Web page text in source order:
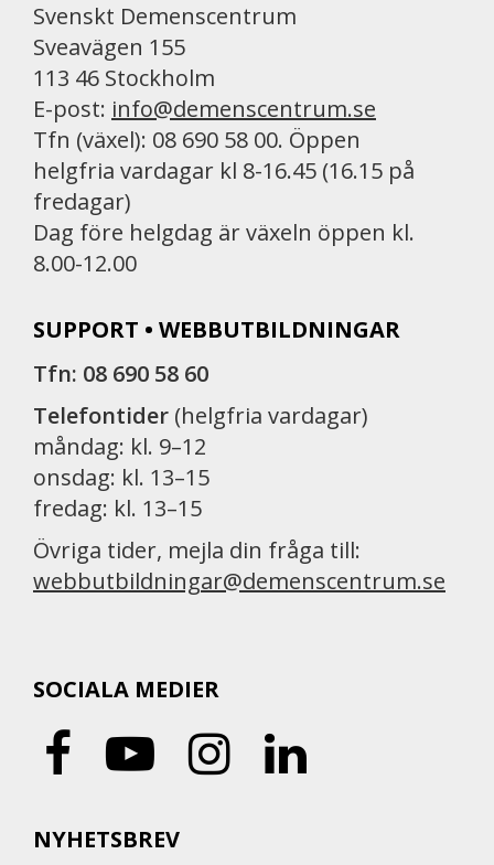
Svenskt Demenscentrum
Sveavägen 155
113 46 Stockholm
E-post: info@demenscentrum.se
Tfn (växel): 08 690 58 00. Öppen
helgfria vardagar kl 8-16.45 (16.15 på
fredagar)
Dag före helgdag är växeln öppen kl.
8.00-12.00
SUPPORT • WEBBUTBILDNINGAR
Tfn: 08 690 58 60
Telefontider (helgfria vardagar)
måndag: kl. 9–12
onsdag: kl. 13–15
fredag: kl. 13–15
Övriga tider, mejla din fråga till:
webbutbildningar@demenscentrum.se
SOCIALA MEDIER
NYHETSBREV